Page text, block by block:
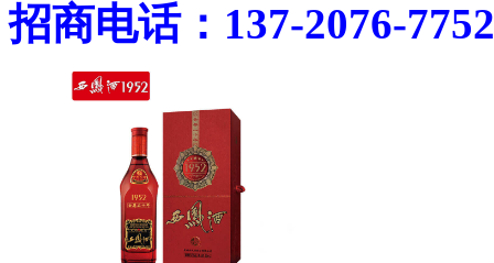
招商电话：137-2076-7752